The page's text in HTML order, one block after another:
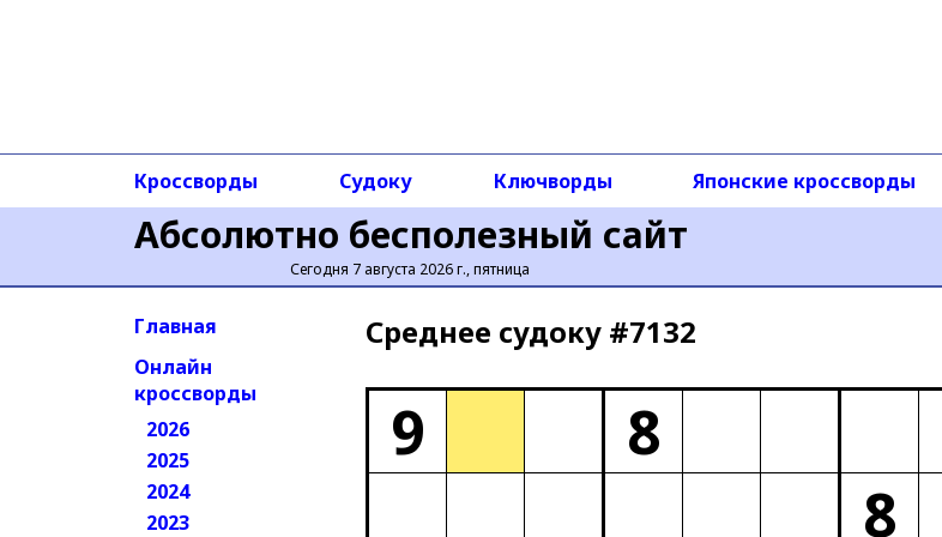
Абсолютно бесполезный сайт
Сегодня 7 августа 2026 г., пятница
Кроссворды Судоку Ключворды Японские кроссворды
Главная
Онлайн
кроссворды
2026
2025
2024
2023
Среднее cудоку #7132
9 8
8